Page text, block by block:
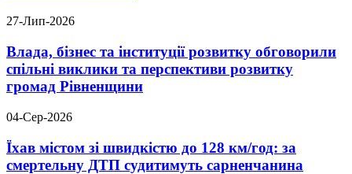
27-Лип-2026
Влада, бізнес та інституції розвитку обговорили
спільні виклики та перспективи розвитку
громад Рівненщини
04-Сер-2026
Їхав містом зі швидкістю до 128 км/год: за
смертельну ДТП судитимуть сарненчанина